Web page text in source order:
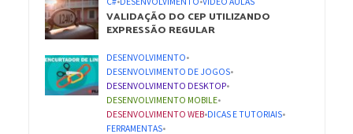
VALIDAÇÃO DO CEP UTILIZANDO
EXPRESSÃO REGULAR
DESENVOLVIMENTO•
DESENVOLVIMENTO DE JOGOS•
DESENVOLVIMENTO DESKTOP•
DESENVOLVIMENTO MOBILE•
DESENVOLVIMENTO WEB•DICAS E TUTORIAIS•
FERRAMENTAS•